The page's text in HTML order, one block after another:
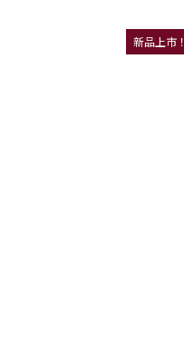
新品上市！